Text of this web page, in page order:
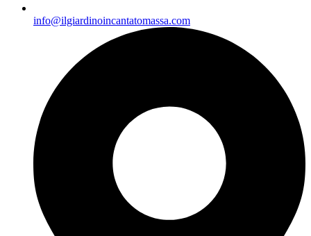
info@ilgiardinoincantatomassa.com